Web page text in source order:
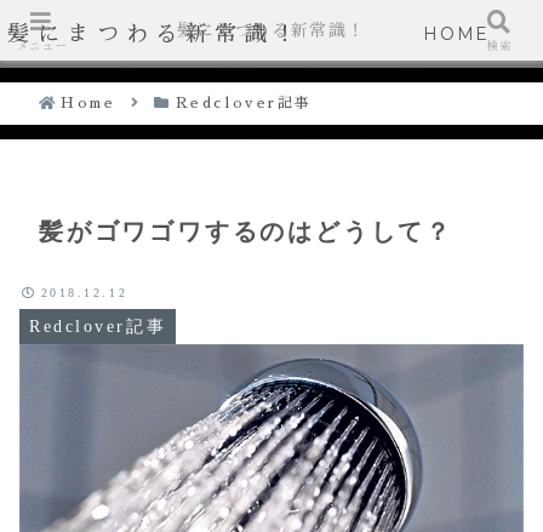
髪にまつわる新常識！ HOME
Home Redclover記事
髪がゴワゴワするのはどうして？
Redclover記事
2018.12.12
メニュー
髪にまつわる新常識！
検索